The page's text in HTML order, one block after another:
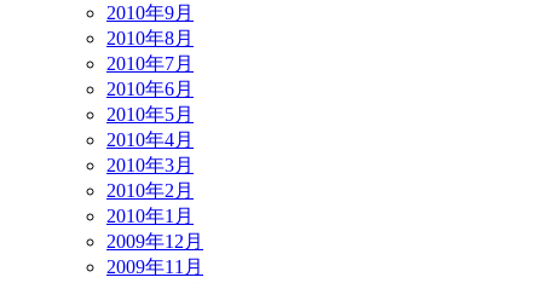
2010年9月
2010年8月
2010年7月
2010年6月
2010年5月
2010年4月
2010年3月
2010年2月
2010年1月
2009年12月
2009年11月